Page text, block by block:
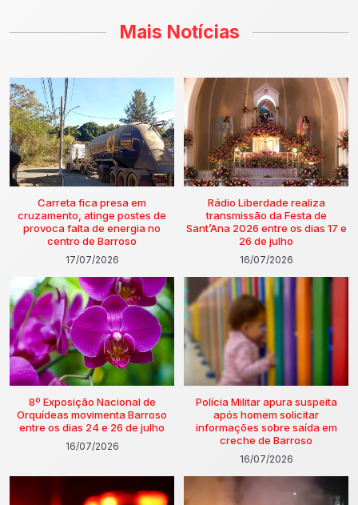
Mais Notícias
Carreta fica presa em
cruzamento, atinge postes de
provoca falta de energia no
centro de Barroso
17/07/2026
Rádio Liberdade realiza
transmissão da Festa de
Sant’Ana 2026 entre os dias 17 e
26 de julho
16/07/2026
8º Exposição Nacional de
Orquídeas movimenta Barroso
entre os dias 24 e 26 de julho
16/07/2026
Polícia Militar apura suspeita
após homem solicitar
informações sobre saída em
creche de Barroso
16/07/2026